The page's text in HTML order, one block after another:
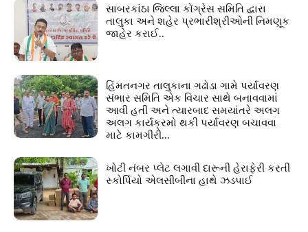
સાબરકાંઠા જિલ્લા કોંગ્રેસ સમિતિ દ્વારા
તાલુકા અને શહેર પ્રભારીશ્રીઓની નિમણૂક
જાહેર કરાઈ..
હિંમતનગર તાલુકાના ગઢોડા ગામે પર્યાવરણ
સંભાર સમિતિ એક વિચાર સાથે બનાવવામાં
આવી હતી અને ત્યારબાદ સમયાંતરે અલગ
અલગ કાર્યક્રમો થકી પર્યાવરણ બચાવવા
માટે કામગીરી...
ખોટી નંબર પ્લેટ લગાવી દારૂની હેરાફેરી કરતી
સ્કોર્પિયો એલસીબીના હાથે ઝડપાઈ